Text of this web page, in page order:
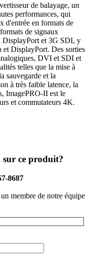
de balayage, un
performances, qui
d'entrée en formats de
de signaux
et 3G SDI, y
DisplayPort. Des sorties
DVI et SDI et
telles que la mise à
sauvegarde et la
à très faible latence, la
ImagePRO-II est le
et commutateurs 4K.
sur ce produit?
8687
membre de notre équipe